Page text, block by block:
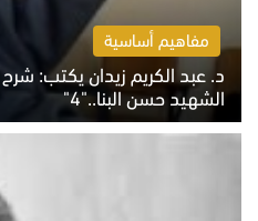
مفاهيم أساسية
د. عبد الكريم زيدان يكتب:
الشهيد حسن البنا.."4"
الخميس 6 أغسطس 2026 10:27 ص